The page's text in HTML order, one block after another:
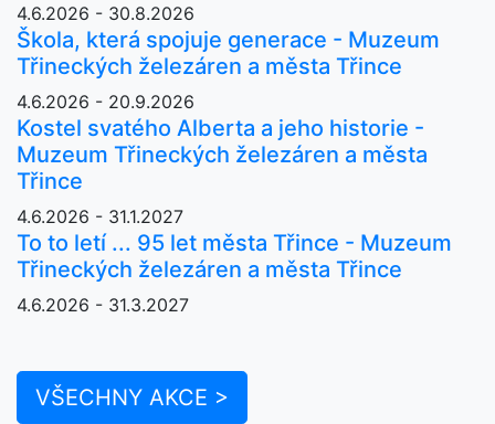
4.6.2026 - 30.8.2026
Škola, která spojuje generace - Muzeum
Třineckých železáren a města Třince
4.6.2026 - 20.9.2026
Kostel svatého Alberta a jeho historie -
Muzeum Třineckých železáren a města
Třince
4.6.2026 - 31.1.2027
To to letí ... 95 let města Třince - Muzeum
Třineckých železáren a města Třince
4.6.2026 - 31.3.2027
VŠECHNY AKCE >